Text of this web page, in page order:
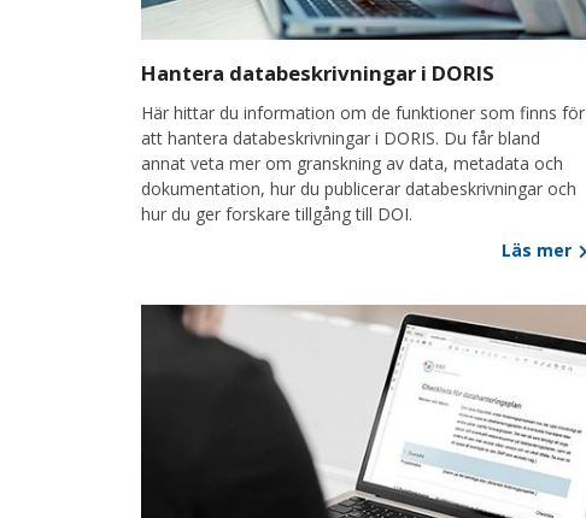
Hantera databeskrivningar i DORIS
Här hittar du information om de funktioner som finns för
att hantera databeskrivningar i DORIS. Du får bland
annat veta mer om granskning av data, metadata och
dokumentation, hur du publicerar databeskrivningar och
hur du ger forskare tillgång till DOI.
Läs mer